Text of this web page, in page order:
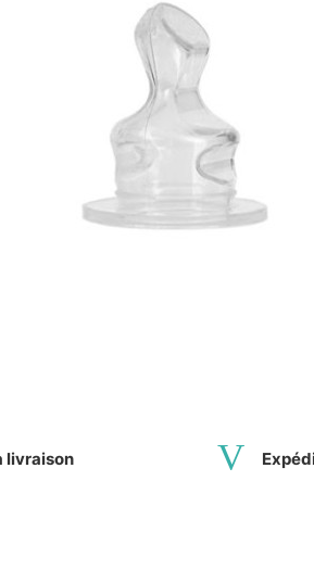
livraison